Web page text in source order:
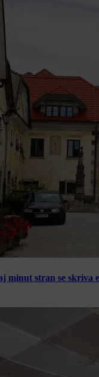
minut stran se skriva